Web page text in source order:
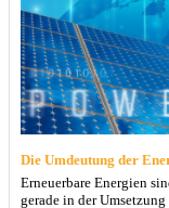
Die Umdeutung der
Erneuerbare Energien
gerade in der